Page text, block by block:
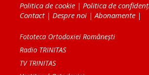
Politica de cookie | Politica de
Contact| Despre noi |Abonamente |
Fototeca Ortodoxiei Românești
Radio TRINITAS
TV TRINITAS